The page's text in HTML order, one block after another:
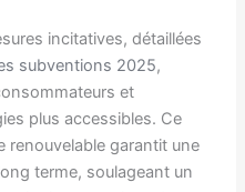
incitatives, détaillées
subventions 2025,
et
plus accessibles. Ce
renouvelable garantit une
terme, soulageant un